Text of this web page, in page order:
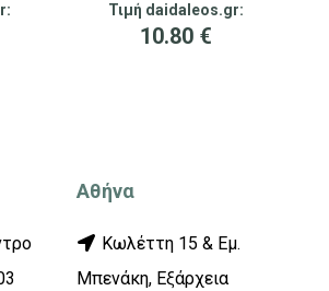
Τιμή daidaleos.gr:
10.80 €
Αθήνα
Κωλέττη 15 & Εμ.
Μπενάκη, Εξάρχεια